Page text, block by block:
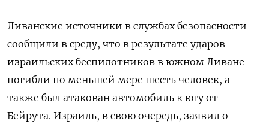
Ливанские ‌источники в службах безопасности
сообщили в ‌среду, что в результате ударов
израильских беспилотников в южном Ливане
погибли по меньшей мере шесть ​человек, а
также был атакован автомобиль к югу от
Бейрута. ‌Израиль, в свою очередь, заявил о